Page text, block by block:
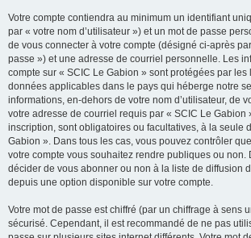
Votre compte contiendra au minimum un identifiant
par « votre nom d’utilisateur ») et un mot de passe
de vous connecter à votre compte (désigné ci-après
passe ») et une adresse de courriel personnelle. Les
compte sur « SCIC Le Gabion » sont protégées par
données applicables dans le pays qui héberge notre
informations, en-dehors de votre nom d’utilisateur, de
votre adresse de courriel requis par « SCIC Le Gabion
inscription, sont obligatoires ou facultatives, à la seule
Gabion ». Dans tous les cas, vous pouvez contrôler
votre compte vous souhaitez rendre publiques ou non.
décider de vous abonner ou non à la liste de diffusion
depuis une option disponible sur votre compte.
Votre mot de passe est chiffré (par un chiffrage à sens
sécurisé. Cependant, il est recommandé de ne pas